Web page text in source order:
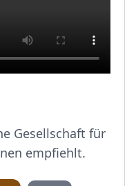
Gesellschaft für
empfiehlt.